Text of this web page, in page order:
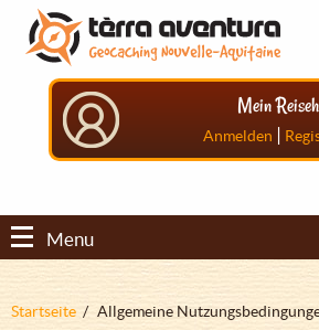
Direkt
zum
Inhalt
Aller
menu
principal
Aller
pied
Mein
Anmelden |
Menu
Pfadnavigation
Startseite
Allgemeine